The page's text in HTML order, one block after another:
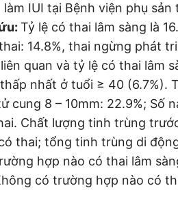
IUI tại Bệnh viện phụ
Tỷ lệ có thai lâm sàng là
14.8%, thai ngừng phát
quan và tỷ lệ có thai lâm
nhất ở tuổi ≥ 40 (6.7%).
cung 8 – 10mm: 22.9%; Số
Chất lượng tinh trùng
thai; tổng tinh trùng di
hợp nào có thai lâm
có trường hợp nào có